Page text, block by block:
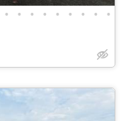
• • • • • • • • •